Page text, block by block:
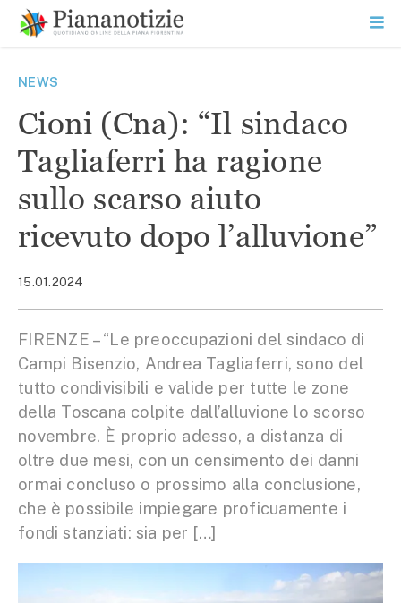
contenuto
SEARCH
NEWS
Cioni (Cna): “Il sindaco
Tagliaferri ha ragione
sullo scarso aiuto
ricevuto dopo l’alluvione”
15.01.2024
FIRENZE – “Le preoccupazioni del sindaco di
Campi Bisenzio, Andrea Tagliaferri, sono del
tutto condivisibili e valide per tutte le zone
della Toscana colpite dall’alluvione lo scorso
novembre. È proprio adesso, a distanza di
oltre due mesi, con un censimento dei danni
ormai concluso o prossimo alla conclusione,
che è possibile impiegare proficuamente i
fondi stanziati: sia per […]